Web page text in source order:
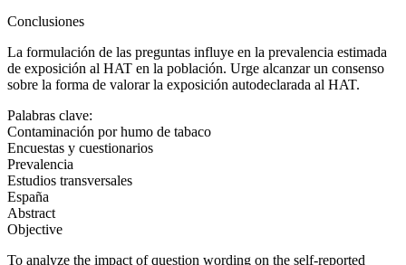
Conclusiones
La formulación de las preguntas influye en la prevalencia estimada
de exposición al HAT en la población. Urge alcanzar un consenso
sobre la forma de valorar la exposición autodeclarada al HAT.
Palabras clave:
Contaminación por humo de tabaco
Encuestas y cuestionarios
Prevalencia
Estudios transversales
España
Abstract
Objective
To analyze the impact of question wording on the self-reported